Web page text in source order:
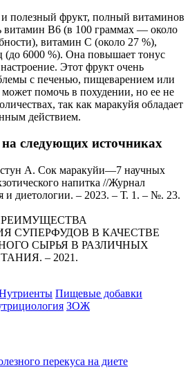
полезный фрукт, полный витаминов
витамин В6 (в 100 граммах — около
витамин С (около 27 %),
(до 6000 %). Она повышает тонус
Этот фрукт очень
с печенью, пищеварением или
помочь в похудении, но ее не
так как маракуйя обладает
действием.
следующих источниках
А. Сок маракуйи—7 научных
напитка //Журнал
и диетологии. – 2023. – Т. 1. – №. 23.
СУПЕРФУДОВ В КАЧЕСТВЕ
СЫРЬЯ В РАЗЛИЧНЫХ
– 2021.
Пищевые добавки
ЗОЖ
перекуса на диете